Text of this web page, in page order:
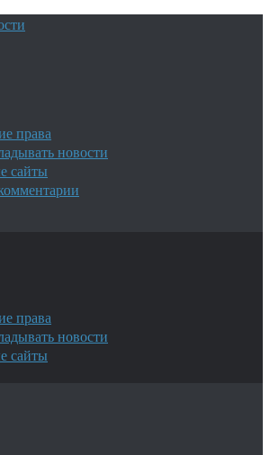
права
новости
сайты
права
новости
сайты